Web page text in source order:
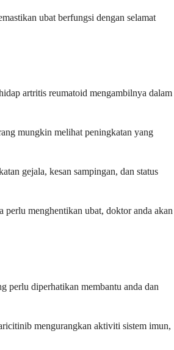
ubat berfungsi dengan selamat
artritis reumatoid mengambilnya dalam
mungkin melihat peningkatan yang
gejala, kesan sampingan, dan status
perlu menghentikan ubat, doktor anda akan
perlu diperhatikan membantu anda dan
mengurangkan aktiviti sistem imun,